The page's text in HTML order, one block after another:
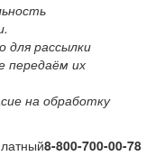
для рассылки
передаём их
на обработку
8-800-700-00-78